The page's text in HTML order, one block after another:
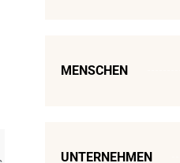
MENSCHEN
UNTERNEHMEN